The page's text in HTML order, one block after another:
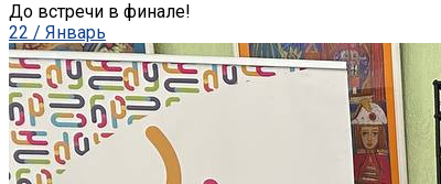
До встречи в финале!
22 / Январь